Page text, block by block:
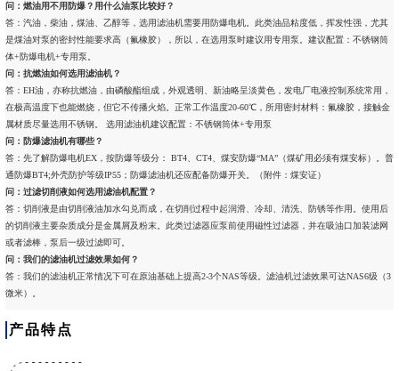
问：燃油用不用防爆？用什么油泵比较好？
答：汽油，柴油，煤油、乙醇等，选用滤油机需要用防爆电机。此类油品粘度低，挥发性强，尤其
是煤油对泵的密封性能要求高（氟橡胶），所以，在选用泵时建议用专用泵。建议配置：不锈钢筒
体+防爆电机+专用泵。
问：抗燃油如何选用滤油机？
答：EH油，亦称抗燃油，由磷酸酯组成，外观透明、新油略呈淡黄色，发电厂电液控制系统常用，
在极高温度下也能燃烧，但它不传播火焰。正常工作温度20-60℃，所用密封材料：氟橡胶，接触金
属材质尽量选用不锈钢。 选用滤油机建议配置：不锈钢筒体+专用泵
问：防爆滤油机有哪些？
答：先了解防爆电机EX，按防爆等级分： BT4、CT4、煤安防爆“MA”（煤矿用必须有煤安标）。普
通防爆BT4;外壳防护等级IP55；防爆滤油机还应配备防爆开关。（附件：煤安证）
问：过滤切削液如何选用滤油机配置？
答：切削液是由切削液油加水勾兑而成，在切削过程中起润滑、冷却、清洗、防锈等作用。使用后
的切削液主要杂质成分是金属屑及粉末。此类过滤器应泵前使用磁性过滤器，并在吸油口加装滤网
或者滤棒，泵后一级过滤即可。
问：我们的滤油机过滤效果如何？
答：我们的滤油机正常情况下可在原油基础上提高2-3个NAS等级。滤油机过滤效果可达NAS6级（3
微米）。
产品特点